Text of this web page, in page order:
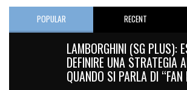
POPULAR RECENT
LAMBORGHINI (SG PLUS):
DEFINIRE UNA STRATEGIA
QUANDO SI PARLA DI “FAN